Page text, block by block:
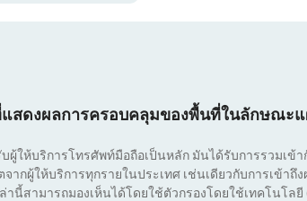
แสดงผลการครอบคลุมของพื้นที่ในลักษณะ
ผู้ให้บริการโทรศัพท์มือถือเป็นหลัก มันได้รับการรวมเข้
ากผู้ให้บริการทุกรายในประเทศ เช่นเดียวกับการเข้าถึ
สามารถมองเห็นได้โดยใช้ตัวกรองโดยใช้เทคโนโลยี (